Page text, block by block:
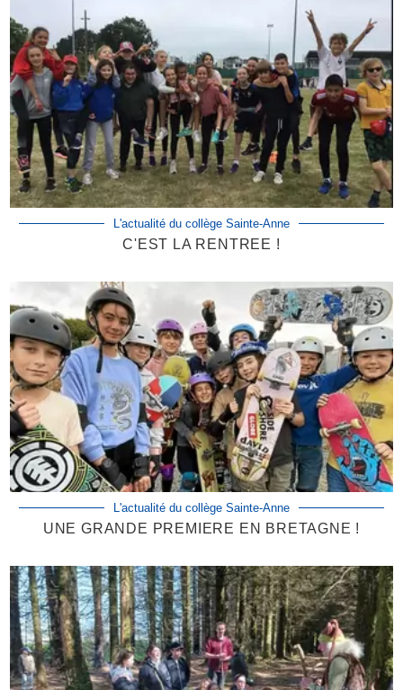
L'actualité du collège Sainte-Anne
C'EST LA RENTREE !
L'actualité du collège Sainte-Anne
UNE GRANDE PREMIERE EN BRETAGNE !